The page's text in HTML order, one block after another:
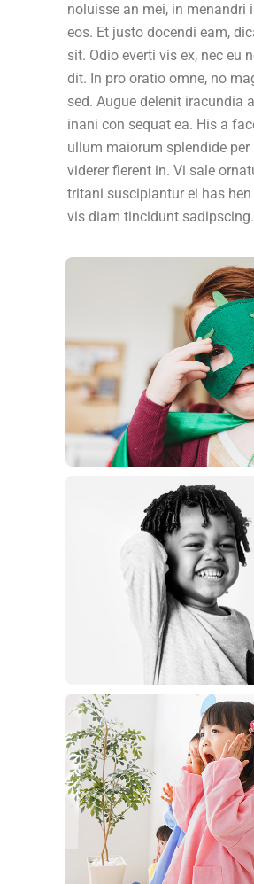
noluisse an mei, in menandri
eos. Et justo docendi eam,
sit. Odio everti vis ex, nec eu
dit. In pro oratio omne, no
sed. Augue delenit iracundia
inani con sequat ea. His a
ullum maiorum splendide per
viderer fierent in. Vi sale
tritani suscipiantur ei has hen
vis diam tincidunt sadipscing.